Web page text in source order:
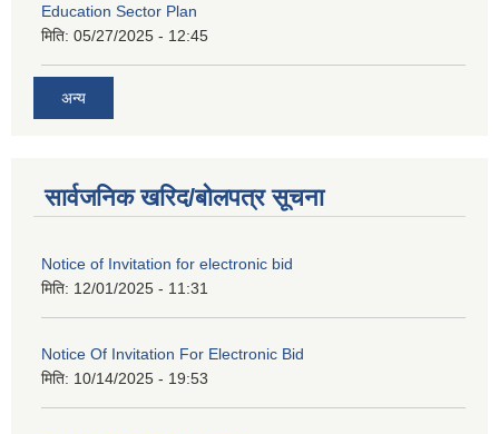
Education Sector Plan
मिति: 05/27/2025 - 12:45
अन्य
सार्वजनिक खरिद/बोलपत्र सूचना
Notice of Invitation for electronic bid
मिति: 12/01/2025 - 11:31
Notice Of Invitation For Electronic Bid
मिति: 10/14/2025 - 19:53